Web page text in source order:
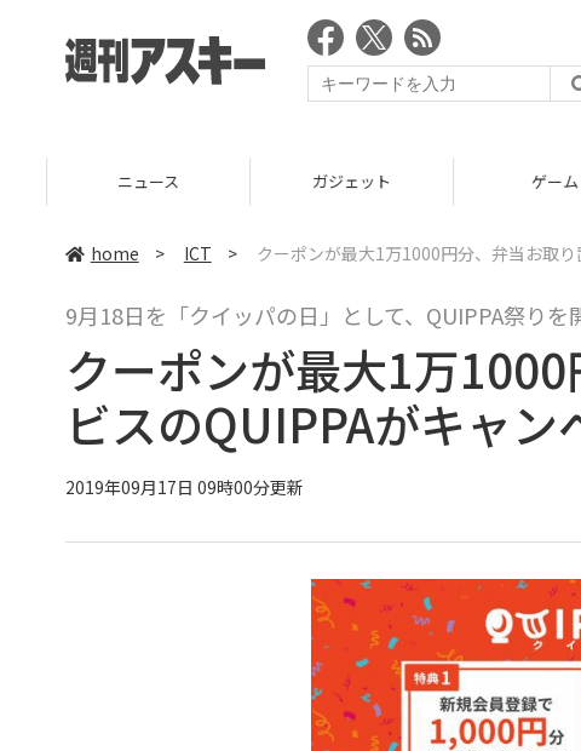
ニュース ガジェット
home > ICT > クーポンが最大1万1000円分、弁当お取
9月18日を「クイッパの日」として、QUIPPA祭りを
クーポンが最大1万
ビスのQUIPPAがキャン
2019年09月17日 09時00分更新